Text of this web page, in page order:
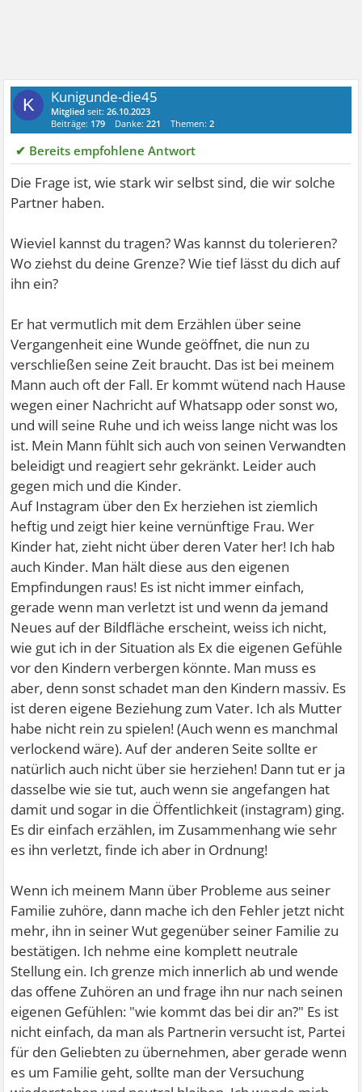
K Kunigunde-die45
Mitglied seit:26.10.2023
Beiträge: 179 Danke:221 Themen:2
✔ Bereits empfohlene Antwort
Die Frage ist, wie stark wir selbst sind, die wir solche
Partner haben.
Wieviel kannst du tragen? Was kannst du tolerieren?
Wo ziehst du deine Grenze? Wie tief lässt du dich auf
ihn ein?
Er hat vermutlich mit dem Erzählen über seine
Vergangenheit eine Wunde geöffnet, die nun zu
verschließen seine Zeit braucht. Das ist bei meinem
Mann auch oft der Fall. Er kommt wütend nach Hause
wegen einer Nachricht auf Whatsapp oder sonst wo,
und will seine Ruhe und ich weiss lange nicht was los
ist. Mein Mann fühlt sich auch von seinen Verwandten
beleidigt und reagiert sehr gekränkt. Leider auch
gegen mich und die Kinder.
Auf Instagram über den Ex herziehen ist ziemlich
heftig und zeigt hier keine vernünftige Frau. Wer
Kinder hat, zieht nicht über deren Vater her! Ich hab
auch Kinder. Man hält diese aus den eigenen
Empfindungen raus! Es ist nicht immer einfach,
gerade wenn man verletzt ist und wenn da jemand
Neues auf der Bildfläche erscheint, weiss ich nicht,
wie gut ich in der Situation als Ex die eigenen Gefühle
vor den Kindern verbergen könnte. Man muss es
aber, denn sonst schadet man den Kindern massiv. Es
ist deren eigene Beziehung zum Vater. Ich als Mutter
habe nicht rein zu spielen! (Auch wenn es manchmal
verlockend wäre). Auf der anderen Seite sollte er
natürlich auch nicht über sie herziehen! Dann tut er ja
dasselbe wie sie tut, auch wenn sie angefangen hat
damit und sogar in die Öffentlichkeit (instagram) ging.
Es dir einfach erzählen, im Zusammenhang wie sehr
es ihn verletzt, finde ich aber in Ordnung!
Wenn ich meinem Mann über Probleme aus seiner
Familie zuhöre, dann mache ich den Fehler jetzt nicht
mehr, ihn in seiner Wut gegenüber seiner Familie zu
bestätigen. Ich nehme eine komplett neutrale
Stellung ein. Ich grenze mich innerlich ab und wende
das offene Zuhören an und frage ihn nur nach seinen
eigenen Gefühlen: "wie kommt das bei dir an?" Es ist
nicht einfach, da man als Partnerin versucht ist, Partei
für den Geliebten zu übernehmen, aber gerade wenn
es um Familie geht, sollte man der Versuchung